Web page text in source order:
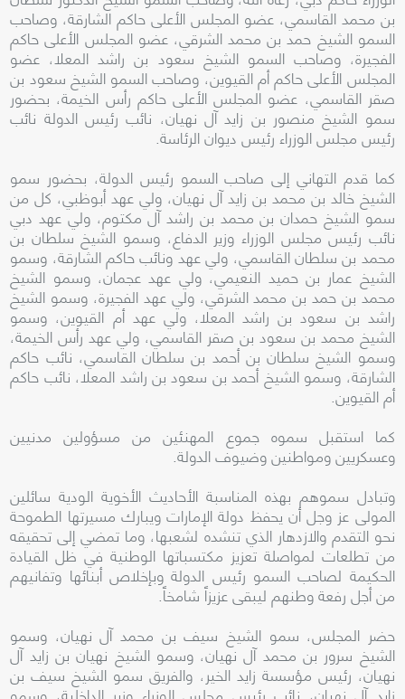
بن محمد القاسمي، عضو المجلس الأعلى حاكم الشارقة، وصاحب
السمو الشيخ حمد بن محمد الشرقي، عضو المجلس الأعلى حاكم
الفجيرة، وصاحب السمو الشيخ سعود بن راشد المعلا، عضو
المجلس الأعلى حاكم أم القيوين، وصاحب السمو الشيخ سعود بن
صقر القاسمي، عضو المجلس الأعلى حاكم رأس الخيمة، بحضور
سمو الشيخ منصور بن زايد آل نهيان، نائب رئيس الدولة نائب
رئيس مجلس الوزراء رئيس ديوان الرئاسة.
كما قدم التهاني إلى صاحب السمو رئيس الدولة، بحضور سمو
الشيخ خالد بن محمد بن زايد آل نهيان، ولي عهد أبوظبي، كل من
سمو الشيخ حمدان بن محمد بن راشد آل مكتوم، ولي عهد دبي
نائب رئيس مجلس الوزراء وزير الدفاع، وسمو الشيخ سلطان بن
محمد بن سلطان القاسمي، ولي عهد ونائب حاكم الشارقة، وسمو
الشيخ عمار بن حميد النعيمي، ولي عهد عجمان، وسمو الشيخ
محمد بن حمد بن محمد الشرقي، ولي عهد الفجيرة، وسمو الشيخ
راشد بن سعود بن راشد المعلا، ولي عهد أم القيوين، وسمو
الشيخ محمد بن سعود بن صقر القاسمي، ولي عهد رأس الخيمة،
وسمو الشيخ سلطان بن أحمد بن سلطان القاسمي، نائب حاكم
الشارقة، وسمو الشيخ أحمد بن سعود بن راشد المعلا، نائب حاكم
أم القيوين.
كما استقبل سموه جموع المهنئين من مسؤولين مدنيين
وعسكريين ومواطنين وضيوف الدولة.
وتبادل سموهم بهذه المناسبة الأحاديث الأخوية الودية سائلين
المولى عز وجل أن يحفظ دولة الإمارات ويبارك مسيرتها الطموحة
نحو التقدم والازدهار الذي تنشده لشعبها، وما تمضي إلى تحقيقه
من تطلعات لمواصلة تعزيز مكتسباتها الوطنية في ظل القيادة
الحكيمة لصاحب السمو رئيس الدولة وبإخلاص أبنائها وتفانيهم
من أجل رفعة وطنهم ليبقى عزيزاً شامخاً.
حضر المجلس، سمو الشيخ سيف بن محمد آل نهيان، وسمو
الشيخ سرور بن محمد آل نهيان، وسمو الشيخ نهيان بن زايد آل
نهيان، رئيس مؤسسة زايد الخير، والفريق سمو الشيخ سيف بن